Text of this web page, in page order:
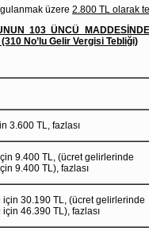
üzere 2.800 TL olarak
103 ÜNCÜ
No’lu Gelir Vergisi Tebliği)
3.600 TL, fazlası
9.400 TL, (ücret gelirlerinde
9.400 TL), fazlası
30.190 TL, (ücret gelirlerinde
46.390 TL), fazlası